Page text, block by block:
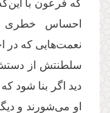
که فرعون با
احساس خطری
نعمت‌هایی که در
سلطنتش از
دید اگر بنا شود
او می‌شورند و